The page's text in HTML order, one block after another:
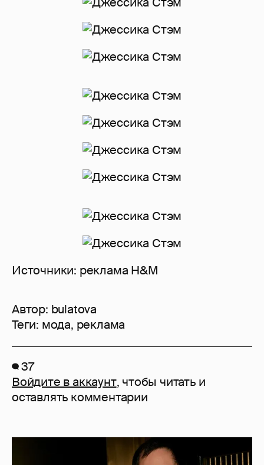
Источники: реклама H&M
Автор: bulatova
Теги: мода, реклама
37
Войдите в аккаунт, чтобы читать и
оставлять комментарии